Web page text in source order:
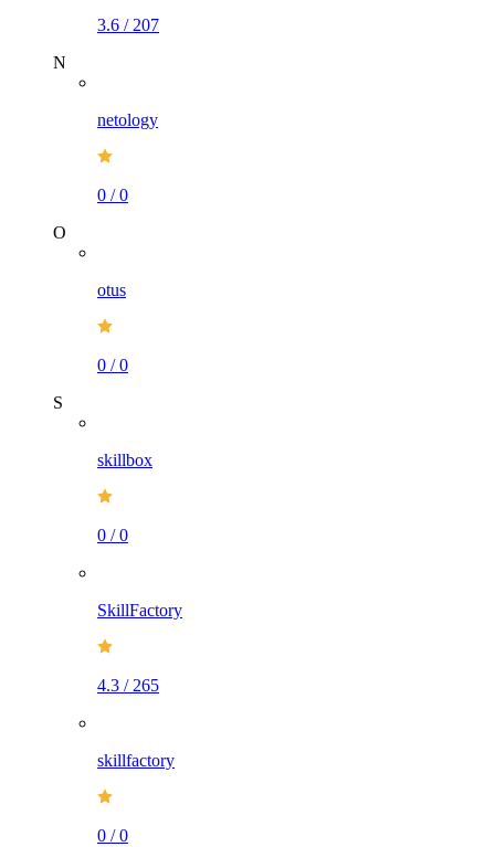
3.6 / 207
N
netology
0 /0
O
otus
0 /0
S
skillbox
0 /0
SkillFactory
4.3 / 265
skillfactory
0 /0